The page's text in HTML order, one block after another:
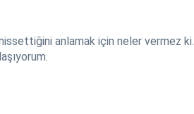
anlamak için neler vermez ki.